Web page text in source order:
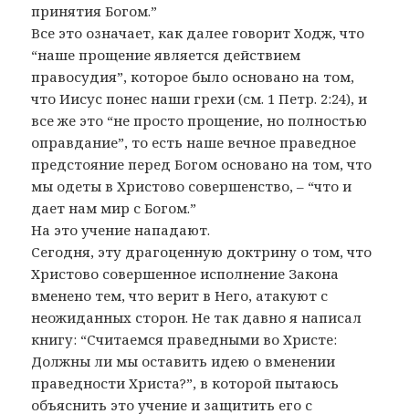
принятия Богом.”
Все это означает, как далее говорит Ходж, что
“наше прощение является действием
правосудия”, которое было основано на том,
что Иисус понес наши грехи (см. 1 Петр. 2:24), и
все же это “не просто прощение, но полностью
оправдание”, то есть наше вечное праведное
предстояние перед Богом основано на том, что
мы одеты в Христово совершенство, – “что и
дает нам мир с Богом.”
На это учение нападают.
Сегодня, эту драгоценную доктрину о том, что
Христово совершенное исполнение Закона
вменено тем, что верит в Него, атакуют с
неожиданных сторон. Не так давно я написал
книгу: “Считаемся праведными во Христе:
Должны ли мы оставить идею о вменении
праведности Христа?”, в которой пытаюсь
объяснить это учение и защитить его с